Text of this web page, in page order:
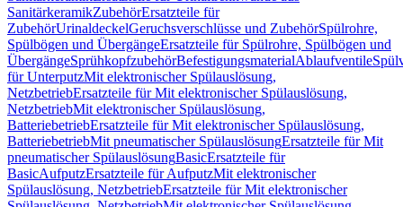
SanitärkeramikZubehörErsatzteile für
ZubehörUrinaldeckelGeruchsverschlüsse und ZubehörSpülrohre,
Spülbögen und ÜbergängeErsatzteile für Spülrohre, Spülbögen und
ÜbergängeSprühkopfzubehörBefestigungsmaterialAblaufventile
für UnterputzMit elektronischer Spülauslösung,
NetzbetriebErsatzteile für Mit elektronischer Spülauslösung,
NetzbetriebMit elektronischer Spülauslösung,
BatteriebetriebErsatzteile für Mit elektronischer Spülauslösung,
BatteriebetriebMit pneumatischer SpülauslösungErsatzteile für Mit
pneumatischer SpülauslösungBasicErsatzteile für
BasicAufputzErsatzteile für AufputzMit elektronischer
Spülauslösung, NetzbetriebErsatzteile für Mit elektronischer